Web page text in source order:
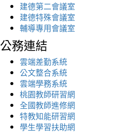
建德第二會議室
建德特殊會議室
輔導專用會議室
公務連結
雲端差勤系統
公文整合系統
雲端學務系統
桃園教師研習網
全國教師進修網
特教知能研習網
學生學習扶助網